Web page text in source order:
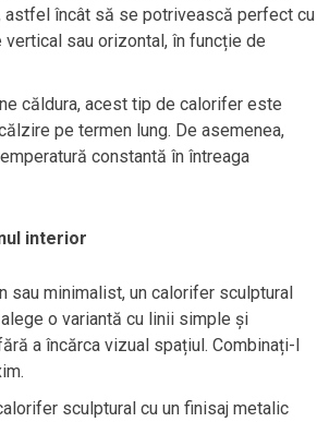
încât să se potrivească perfect cu
sau orizontal, în funcție de
căldura, acest tip de calorifer este
pe termen lung. De asemenea,
constantă în întreaga
interior
sau minimalist, un calorifer sculptural
o variantă cu linii simple și
a încărca vizual spațiul. Combinați-l
sculptural cu un finisaj metalic